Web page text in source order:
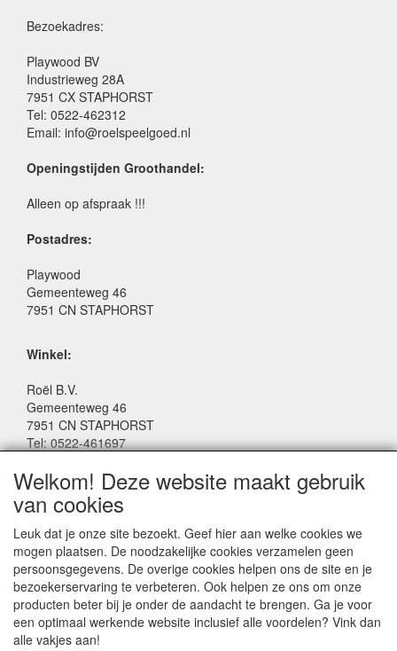
Bezoekadres:
Playwood BV
Industrieweg 28A
7951 CX STAPHORST
Tel: 0522-462312
Email: info@roelspeelgoed.nl
Openingstijden Groothandel:
Alleen op afspraak !!!
Postadres:
Playwood
Gemeenteweg 46
7951 CN STAPHORST
Winkel:
Roël B.V.
Gemeenteweg 46
7951 CN STAPHORST
Tel: 0522-461697
Facebook: www.facebook.com/roelspeelgoed
Openingstijden Winkel:
Maandag t/m Vrijdag: 9:00 - 17:30
Zaterdag: 9:00 - 17:00
Donderdagavond koopavond: 19:00 - 21:00
SERVICE
Welkom! Deze website maakt gebruik
van cookies
Leuk dat je onze site bezoekt. Geef hier aan welke cookies we
mogen plaatsen. De noodzakelijke cookies verzamelen geen
persoonsgegevens. De overige cookies helpen ons de site en je
bezoekerservaring te verbeteren. Ook helpen ze ons om onze
producten beter bij je onder de aandacht te brengen. Ga je voor
een optimaal werkende website inclusief alle voordelen? Vink dan
alle vakjes aan!